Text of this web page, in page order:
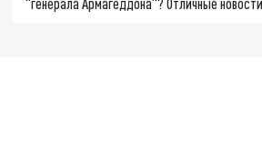
"генерала Армагеддона"? Отличные